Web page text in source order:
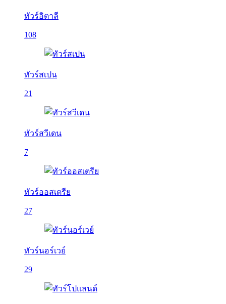
ทัวร์อิตาลี
108
ทัวร์สเปน
21
ทัวร์สวีเดน
7
ทัวร์ออสเตรีย
27
ทัวร์นอร์เวย์
29